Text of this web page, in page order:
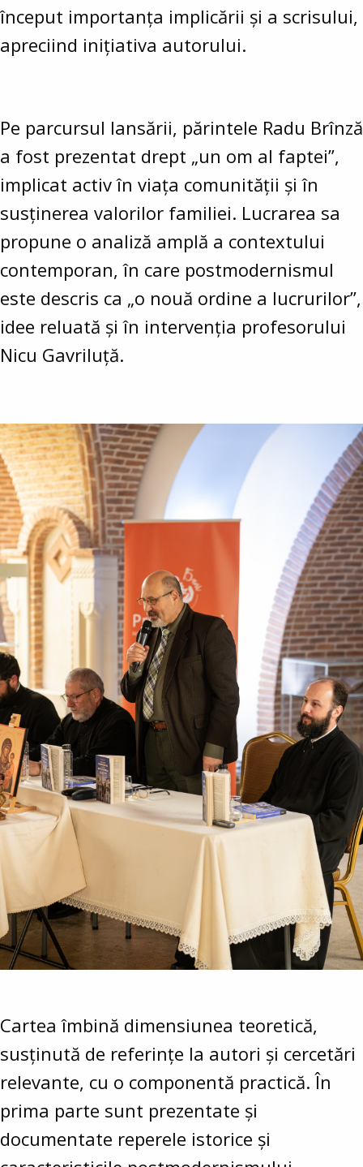
început importanța implicării și a scrisului,
apreciind inițiativa autorului.
Pe parcursul lansării, părintele Radu Brînză
a fost prezentat drept „un om al faptei”,
implicat activ în viața comunității și în
susținerea valorilor familiei. Lucrarea sa
propune o analiză amplă a contextului
contemporan, în care postmodernismul
este descris ca „o nouă ordine a lucrurilor”,
idee reluată și în intervenția profesorului
Nicu Gavriluță.
Cartea îmbină dimensiunea teoretică,
susținută de referințe la autori și cercetări
relevante, cu o componentă practică. În
prima parte sunt prezentate și
documentate reperele istorice și